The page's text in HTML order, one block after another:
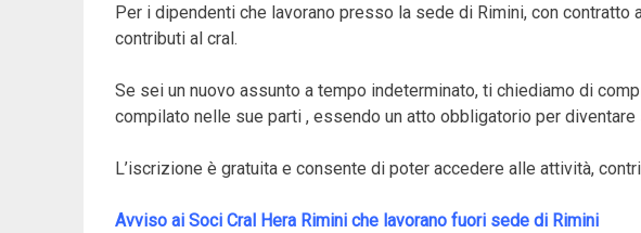
Per i dipendenti che lavorano presso la sede di Rimini, con contratto
contributi al cral.
Se sei un nuovo assunto a tempo indeterminato, ti chiediamo di
compilato nelle sue parti , essendo un atto obbligatorio per diventare
L’iscrizione è gratuita e consente di poter accedere alle attività,
Avviso ai Soci Cral Hera Rimini che lavorano fuori sede di Rimini